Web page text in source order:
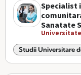
Specialist
Sanatate
Studii Universitare